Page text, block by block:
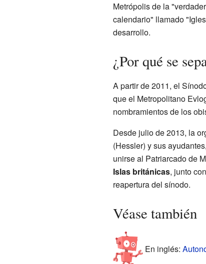
Metrópolis de la
calendario" llamado
desarrollo.
¿Por qué se
A partir de 2011, el
que el Metropolitano
nombramientos de los
Desde julio de 2013, la
(Hessler) y sus
unirse al Patriarcado de
Islas británicas, junto
reapertura del sínodo.
Véase también
En inglés: